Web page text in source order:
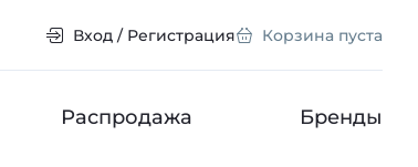
Вход / Регистрация Корзина пуста
Распродажа Бренды